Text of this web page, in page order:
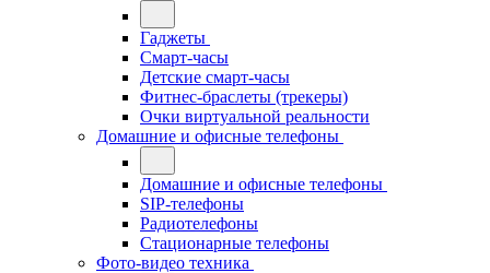
Гаджеты
Смарт-часы
Детские смарт-часы
Фитнес-браслеты (трекеры)
Очки виртуальной реальности
Домашние и офисные телефоны
Домашние и офисные телефоны
SIP-телефоны
Радиотелефоны
Стационарные телефоны
Фото-видео техника